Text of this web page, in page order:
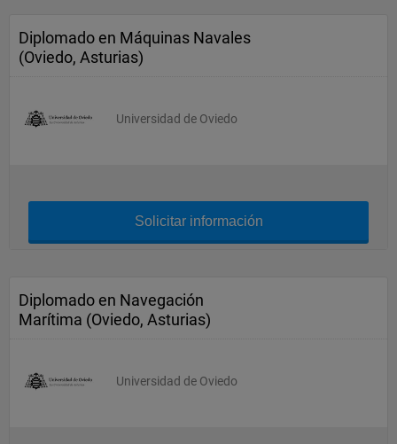
Diplomado en Máquinas Navales
(Oviedo, Asturias)
Universidad de Oviedo
Solicitar información
Diplomado en Navegación
Marítima (Oviedo, Asturias)
Universidad de Oviedo